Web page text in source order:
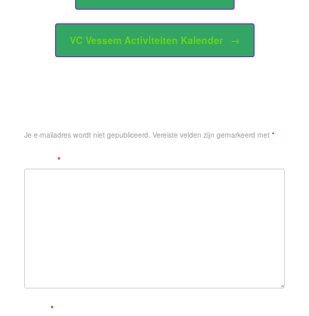
VC Vessem Activiteiten Kalender →
Je e-mailadres wordt niet gepubliceerd. Vereiste velden zijn gemarkeerd met *
*
*